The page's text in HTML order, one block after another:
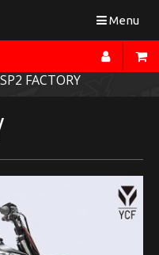
Toggle
Menu
FACTORY